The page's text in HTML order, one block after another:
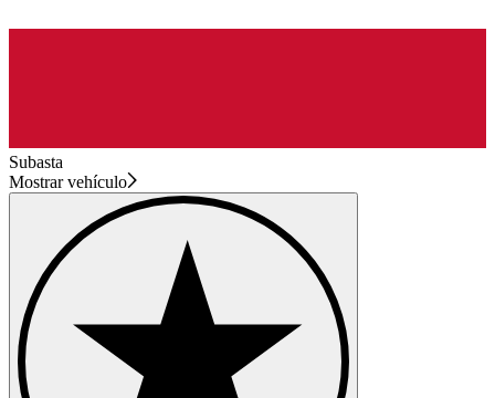
Subasta
Mostrar vehículo